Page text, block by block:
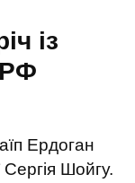
із
Ердоган
Шойгу.